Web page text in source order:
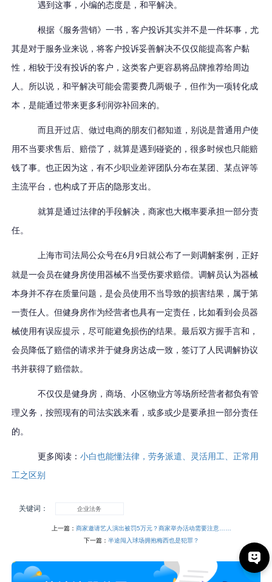
遇到这事，小编的态度是，和平解决。
根据《服务营销》一书，客户投诉其实并不是一件坏事，尤
其是对于服务业来说，将客户投诉妥善解决不仅仅能提高客户黏
性，相较于没有投诉的客户，这类客户更容易将品牌推荐给周边
人。所以说，和平解决可能会需要费几两银子，但作为一项转化成
本，是能通过带来更多利润弥补回来的。
而且开过店、做过电商的朋友们都知道，别说是普通用户使
用不当要求售后、赔偿了，就算是遇到碰瓷的，很多时候也只能赔
钱了事。也正因为这，有不少职业差评团队分布在某团、某点评等
主流平台，也构成了开店的隐形支出。
就算是通过法律的手段解决，商家也大概率要承担一部分责
任。
上海市司法局公众号在6月 9 日就公布了一则调解案例，正好
就是一会员在健身房使用器械不当受伤要求赔偿。调解员认为器械
本身并不存在质量问题，是会员使用不当导致的损害结果，属于第
一责任人。但健身房作为经营者也具有一定责任，比如看到会员器
械使用有误应提示，尽可能避免损伤的结果。最后双方握手言和，
会员降低了赔偿的请求并于健身房达成一致，签订了人民调解协议
书并获得了赔偿款。
不仅仅是健身房，商场、小区物业方等场所经营者都负有管
理义务，按照现有的司法实践来看，或多或少是要承担一部分责任
的。
更多阅读：小白也能懂法律，劳务派遣、灵活用工、正常用
工之区别
关键词： 企业法务
上一篇： 商家邀请艺人演出被罚5万元？商家举办活动需要注意……
下一篇： 半途闯入球场拥抱梅西也是犯罪？